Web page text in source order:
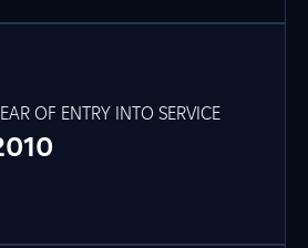
OF ENTRY INTO SERVICE